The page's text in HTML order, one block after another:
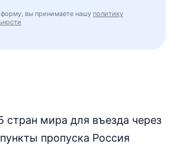
форму, вы принимаете нашу политику
стран мира для въезда через
пропуска Россия